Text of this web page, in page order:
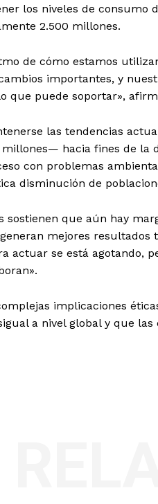
los niveles de consumo
2.500 millones.
de cómo estamos
importantes, y
que puede soportar»,
las tendencias
hacia fines de la
con problemas
disminución de
sostienen que aún hay
mejores resultados
actuar se está agotando,
implicaciones
a nivel global y que